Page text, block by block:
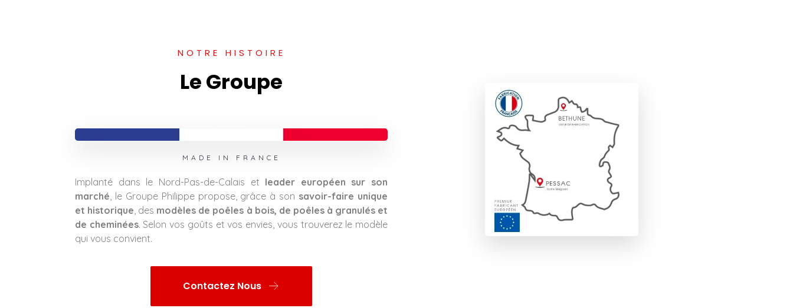
NOTRE HISTOIRE
Le Groupe
MADE IN FRANCE
Implanté dans le Nord-Pas-de-Calais et leader européen sur son
marché , le Groupe Philippe propose, grâce à son savoir-faire unique
et historique , des modèles de poêles à bois, de poêles à granulés et
de cheminées. Selon vos goûts et vos envies, vous trouverez le modèle
qui vous convient.
Contactez Nous